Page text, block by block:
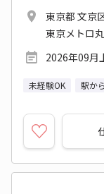
東京都 文京
東京メトロ
2026年09月
未経験OK 駅か